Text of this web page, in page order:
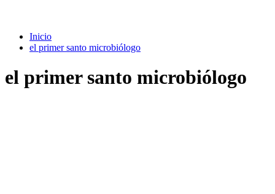
Inicio
el primer santo microbiólogo
el primer santo microbiólogo